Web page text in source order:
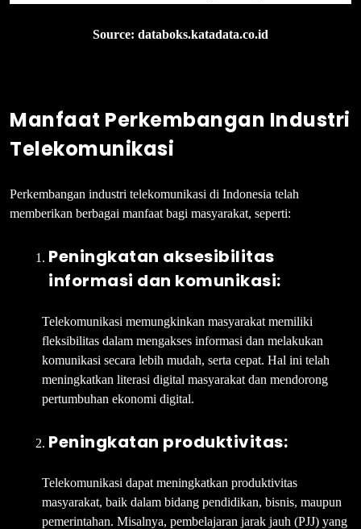
Source: databoks.katadata.co.id
Manfaat Perkembangan Industri
Telekomunikasi
Perkembangan industri telekomunikasi di Indonesia telah
memberikan berbagai manfaat bagi masyarakat, seperti:
Peningkatan aksesibilitas
informasi dan komunikasi:
Telekomunikasi memungkinkan masyarakat memiliki
fleksibilitas dalam mengakses informasi dan melakukan
komunikasi secara lebih mudah, serta cepat. Hal ini telah
meningkatkan literasi digital masyarakat dan mendorong
pertumbuhan ekonomi digital.
Peningkatan produktivitas:
Telekomunikasi dapat meningkatkan produktivitas
masyarakat, baik dalam bidang pendidikan, bisnis, maupun
pemerintahan. Misalnya, pembelajaran jarak jauh (PJJ) yang